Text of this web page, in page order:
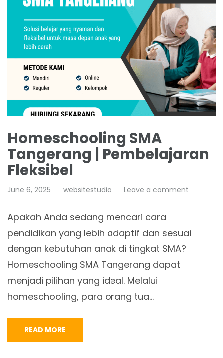
Homeschooling SMA
Tangerang | Pembelajaran
Fleksibel
June 6, 2025 websitestudia Leave a comment
Apakah Anda sedang mencari cara
pendidikan yang lebih adaptif dan sesuai
dengan kebutuhan anak di tingkat SMA?
Homeschooling SMA Tangerang dapat
menjadi pilihan yang ideal. Melalui
homeschooling, para orang tua…
READ MORE